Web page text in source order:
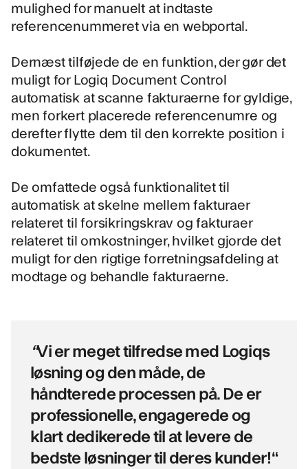
mulighed for manuelt at indtaste
referencenummeret via en webportal.
Dernæst tilføjede de en funktion, der gør det
muligt for Logiq Document Control
automatisk at scanne fakturaerne for gyldige,
men forkert placerede referencenumre og
derefter flytte dem til den korrekte position i
dokumentet.
De omfattede også funktionalitet til
automatisk at skelne mellem fakturaer
relateret til forsikringskrav og fakturaer
relateret til omkostninger, hvilket gjorde det
muligt for den rigtige forretningsafdeling at
modtage og behandle fakturaerne.
“Vi er meget tilfredse med Logiqs
løsning og den måde, de
håndterede processen på. De er
professionelle, engagerede og
klart dedikerede til at levere de
bedste løsninger til deres kunder!“